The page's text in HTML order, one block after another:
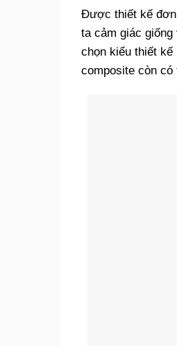
Được thiết kế đơn
ta cảm giác
chọn kiểu thiết
composite còn có